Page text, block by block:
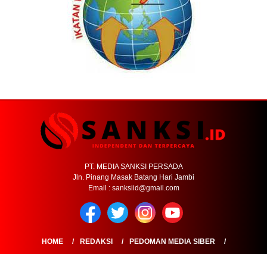
PT. MEDIA SANKSI PERSADA
Jln. Pinang Masak Batang Hari Jambi
Email : sanksiid@gmail.com
HOME REDAKSI
PEDOMAN MEDIA SIBER